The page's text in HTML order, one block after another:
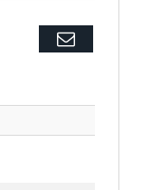
Twitter
Facebook
Google+
Pinterest
LinkedIn
TumblrEmail